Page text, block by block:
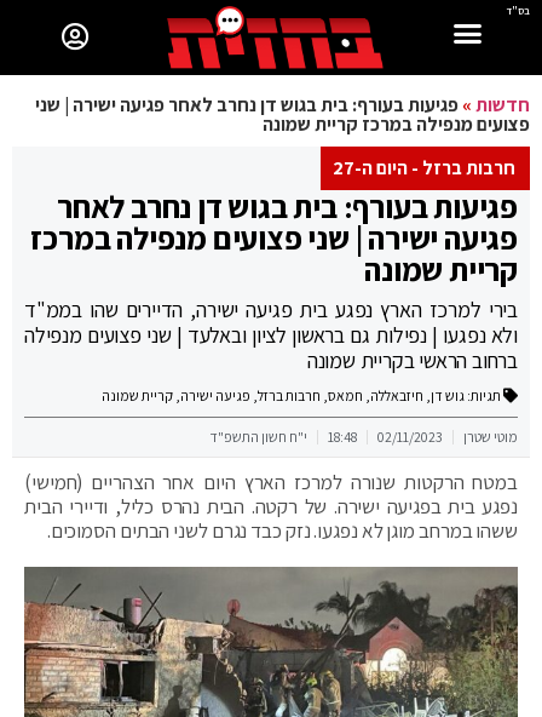
בס"ד
חדשות»פגיעות בעורף: בית בגוש דן נחרב לאחר פגיעה ישירה | שני
פצועים מנפילה במרכז קריית שמונה
חרבות ברזל - היום ה-27
פגיעות בעורף: בית בגוש דן נחרב לאחר
פגיעה ישירה | שני פצועים מנפילה במרכז
קריית שמונה
בירי למרכז הארץ נפגע בית פגיעה ישירה, הדיירים שהו בממ"ד
ולא נפגעו | נפילות גם בראשון לציון ובאלעד | שני פצועים מנפילה
ברחוב הראשי בקריית שמונה
תגיות: גוש דן, חיזבאללה, חמאס, חרבות ברזל, פגיעה ישירה, קריית שמונה
מוטי שטרן 02/11/2023
18:48 י"ח חשון התשפ"ד
במטח הרקטות שנורה למרכז הארץ היום אחר הצהריים (חמישי)
נפגע בית בפגיעה ישירה. של רקטה. הבית נהרס כליל, ודיירי הבית
ששהו במרחב מוגן לא נפגעו. נזק כבד נגרם לשני הבתים הסמוכים.